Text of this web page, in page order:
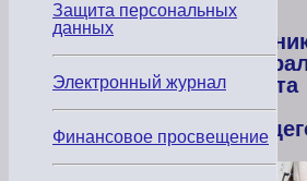
–
проекта
«Код
Защита персональных
данных
Электронный журнал
Финансовое просвещение